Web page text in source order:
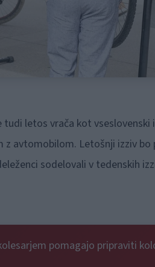
letos vrača kot vseslovenski
avtomobilom. Letošnji izziv bo
sodelovali v tedenskih
pomagajo pripraviti